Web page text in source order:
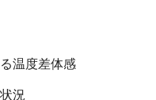
温度差体感
況